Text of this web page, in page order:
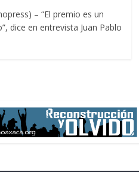
– “El premio es un
dice en entrevista Juan Pablo